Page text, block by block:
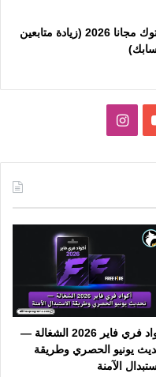
ترويج حساب تيك توك مجانا 2026 (زيادة متابعين
يوتيوبانستقرام
أكواد فري فاير 2026 الشغالة —
يونيو الحصري وطريقة
الآمنة